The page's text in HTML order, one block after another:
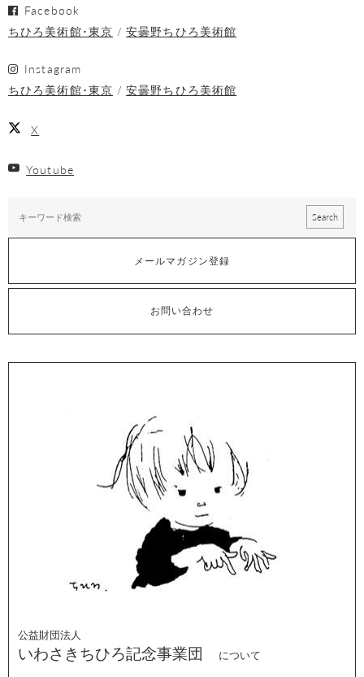
Facebook
ちひろ美術館･東京
安曇野ちひろ美術館
Instagram
ちひろ美術館･東京
安曇野ちひろ美術館
X
Youtube
メールマガジン登録
お問い合わせ
公益財団法人
いわさきちひろ記念事業団 について